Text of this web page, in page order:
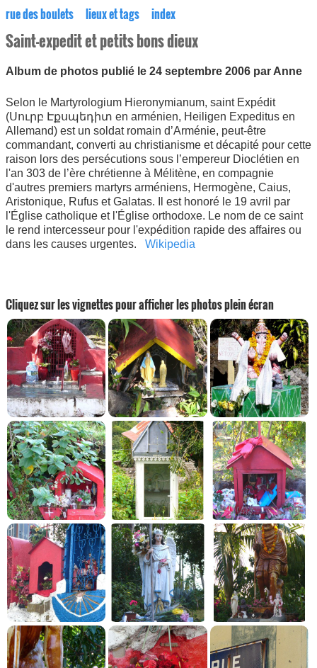
rue des boulets lieux et tags index
Saint-expedit et petits bons dieux
Album de photos publié le 24 septembre 2006 par Anne
Selon le Martyrologium Hieronymianum, saint Expédit
(Սուրբ Էքսպեդիտ en arménien, Heiligen Expeditus en
Allemand) est un soldat romain d’Arménie, peut-être
commandant, converti au christianisme et décapité pour cette
raison lors des persécutions sous l’empereur Dioclétien en
l'an 303 de l’ère chrétienne à Mélitène, en compagnie
d'autres premiers martyrs arméniens, Hermogène, Caius,
Aristonique, Rufus et Galatas. Il est honoré le 19 avril par
l'Église catholique et l'Église orthodoxe. Le nom de ce saint
le rend intercesseur pour l'expédition rapide des affaires ou
dans les causes urgentes. Wikipedia
Cliquez sur les vignettes pour afficher les photos plein écran